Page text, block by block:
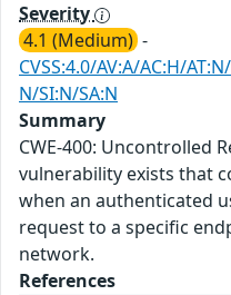
Severity
4.1 (Medium) -
CVSS:4.0/AV:A/AC:H/
N/SI:N/SA:N
Summary
CWE-400: Uncontrolled
vulnerability exists that
when an authenticated
request to a specific
network.
References